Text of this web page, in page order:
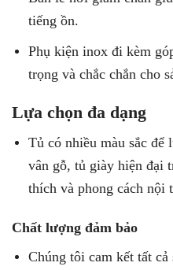
tiếng ồn.
Phụ kiện inox đi kèm
trọng và chắc chắn cho
Lựa chọn đa dạng
Tủ có nhiều màu sắc để
vân gỗ, tủ giày hiện đại
thích và phong cách nội
Chất lượng đảm bảo
Chúng tôi cam kết tất